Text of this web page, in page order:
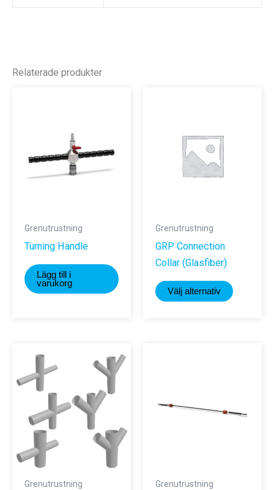
Relaterade produkter
Grenutrustning
Turning Handle
Lägg till i
varukorg
Grenutrustning
GRP Connection
Collar (Glasfiber)
Välj alternativ
Den
Grenutrustning Grenutrustning